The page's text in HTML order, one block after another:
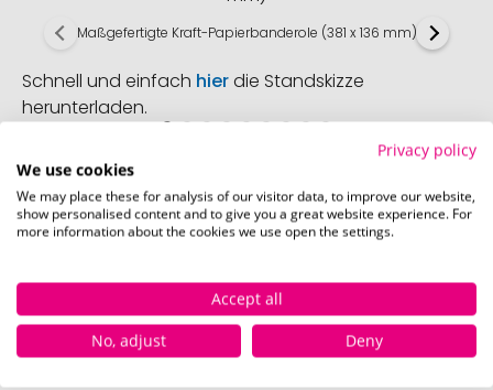
Maßgefertigte Kraft-Papierbanderole (381 x 136 mm)
Schnell und einfach hierdie Standskizze
herunterladen.
Verfügbare Farben
Sofort verfügbar
1525 Stück
Sofort verfügbar
3336 Stück
Privacy policy
We use cookies
We may place these for analysis of our visitor data, to improve our website,
show personalised content and to give you a great website experience. For
more information about the cookies we use open the settings.
Accept all
No, adjust
Deny